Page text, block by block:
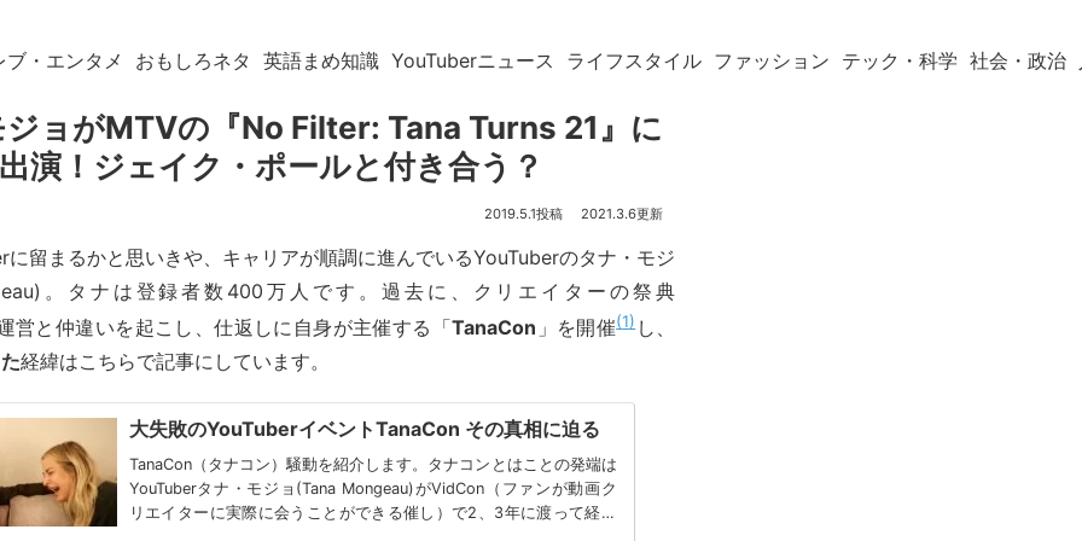
ブ・エンタメ おもしろネタ 英語まめ知識 YouTuberニュース ライフスタイル ファッション テック・科学 社会・政治
ョがMTVの『No Filter: Tana Turns 21』に
演！ジェイク・ポールと付き合う？
2019.5.1 2021.3.6
に留まるかと思いきや、キャリアが順調に進んでいるYouTuberのタナ・モジ
。タナは登録者数400万人です。過去に、クリエイターの祭典
営と仲違いを起こし、仕返しに自身が主催する「TanaCon 」を開催 1 し、
経緯はこちらで記事にしています。
大失敗のYouTuberイベントTanaCon その真相に迫る
TanaCon（タナコン）騒動を紹介します。タナコンとはことの発端は
YouTuberタナ・モジョ(Tana Mongeau)がVidCon（ファンが動画ク
リエイターに実際に会うことができる催し）で2、3年に渡って経験